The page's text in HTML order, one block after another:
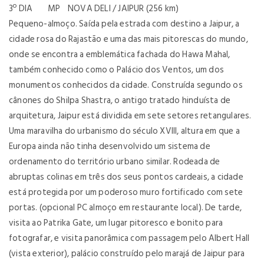
3º DIA MP NOVA DELI / JAIPUR (256 km)
Pequeno-almoço. Saída pela estrada com destino a Jaipur, a
cidade rosa do Rajastão e uma das mais pitorescas do mundo,
onde se encontra a emblemática fachada do Hawa Mahal,
também conhecido como o Palácio dos Ventos, um dos
monumentos conhecidos da cidade. Construída segundo os
cânones do Shilpa Shastra, o antigo tratado hinduísta de
arquitetura, Jaipur está dividida em sete setores retangulares.
Uma maravilha do urbanismo do século XVIII, altura em que a
Europa ainda não tinha desenvolvido um sistema de
ordenamento do território urbano similar. Rodeada de
abruptas colinas em três dos seus pontos cardeais, a cidade
está protegida por um poderoso muro fortificado com sete
portas. (opcional PC almoço em restaurante local). De tarde,
visita ao Patrika Gate, um lugar pitoresco e bonito para
fotografar, e visita panorâmica com passagem pelo Albert Hall
(vista exterior), palácio construído pelo marajá de Jaipur para